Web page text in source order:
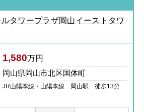
タワープラザ岡山イーストタワ
1,580万円
岡山県岡山市北区国体町
JR山陽本線・山陽本線 岡山駅 徒歩13分